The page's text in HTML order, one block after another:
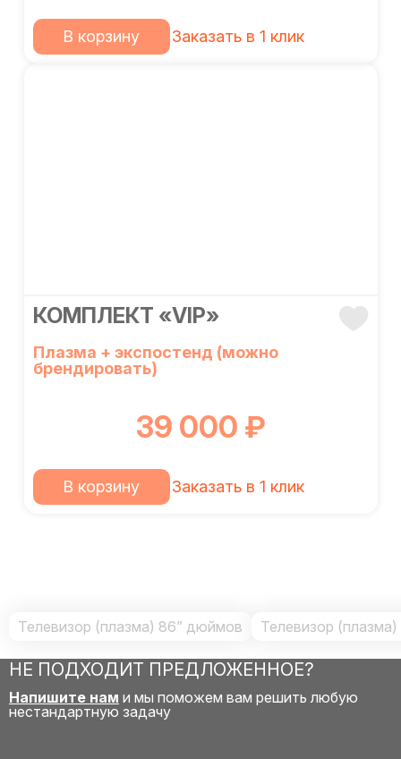
В корзину Заказать в 1 клик
КОМПЛЕКТ «VIP»
Плазма + экспостенд (можно
брендировать)
39 000 ₽
В корзину Заказать в 1 клик
Телевизор (плазма) 86” дюймов Телевизор
НЕ ПОДХОДИТ ПРЕДЛОЖЕННОЕ?
Напишите нам и мы поможем вам решить любую
нестандартную задачу